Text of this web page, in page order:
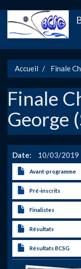
au
contenu
Accueil Finale
Finale
George
Date 10/03/2019
Avant-programme
Pré-inscrits
Finalistes
Résultats
Résultats BCSG